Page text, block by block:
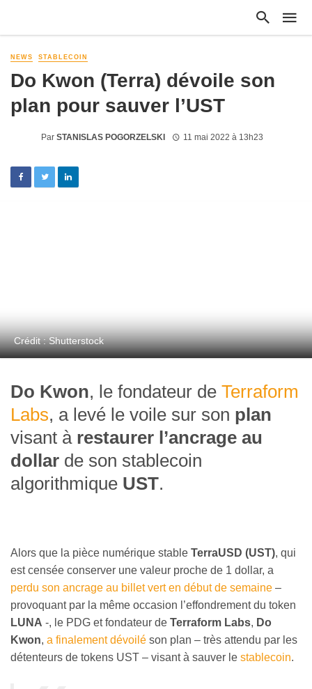
NEWS STABLECOIN
Do Kwon (Terra) dévoile son
plan pour sauver l’UST
Par STANISLAS POGORZELSKI 11 mai 2022 à 13h23
Crédit : Shutterstock
Do Kwon, le fondateur de Terraform
Labs, a levé le voile sur son plan
visant à restaurer l’ancrage au
dollar de son stablecoin
algorithmique UST.
Alors que la pièce numérique stable TerraUSD (UST), qui
est censée conserver une valeur proche de 1 dollar, a
perdu son ancrage au billet vert en début de semaine –
provoquant par la même occasion l’effondrement du token
LUNA -, le PDG et fondateur de Terraform Labs, Do
Kwon, a finalement dévoilé son plan – très attendu par les
détenteurs de tokens UST – visant à sauver le stablecoin.